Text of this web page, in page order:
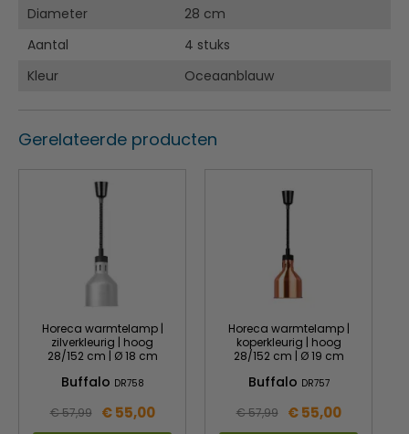
Vaatwasserbestendig
Diameter
28 cm
Aantal
4 stuks
Kleur
Oceaanblauw
Gerelateerde producten
Horeca warmtelamp |
zilverkleurig | hoog
28/152 cm | Ø 18 cm
Buffalo DR758
€ 57,99 € 55,00
Horeca warmtelamp |
koperkleurig | hoog
28/152 cm | Ø 19 cm
Buffalo DR757
€ 57,99 € 55,00